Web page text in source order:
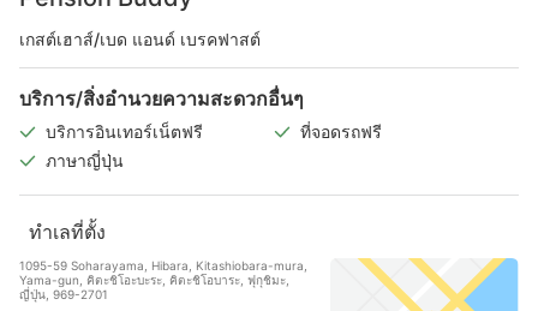
เกสต์เฮาส์/เบด แอนด์ เบรคฟาสต์
บริการ/สิ่งอำนวยความสะดวกอื่นๆ
บริการอินเทอร์เน็ตฟรี
ที่จอดรถฟรี
ภาษาญี่ปุ่น
ทำเลที่ตั้ง
1095-59 Soharayama, Hibara, Kitashiobara-mura,
Yama-gun, คิตะชิโอะบะระ, คิตะชิโอบาระ, ฟุกุชิมะ,
ญี่ปุ่น, 969-2701